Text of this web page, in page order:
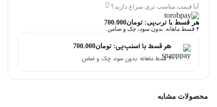
آیا قیمت مناسب تری سراغ دارید؟
هر قسط با ترب‌پی: تومان700.000
۴ قسط ماهانه. بدون سود، چک و ضامن.
هر قسط با اسنپ‌پی: تومان700.000
۴ قسط ماهانه. بدون سود، چک و ضامن.
محصولات مشابه